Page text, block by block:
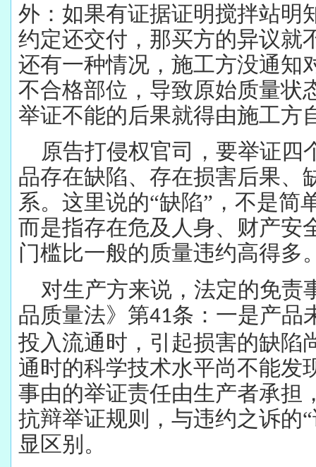
外：如果有证据证明搅拌站明
约定还交付，那买方的异议就
还有一种情况，施工方没通知
不合格部位，导致原始质量状
举证不能的后果就得由施工方
原告打侵权官司，要举证四
品存在缺陷、存在损害后果、
系。这里说的“缺陷”，不是简
而是指存在危及人身、财产安
门槛比一般的质量违约高得多
对生产方来说，法定的免责
品质量法》第41条：一是产品
投入流通时，引起损害的缺陷
通时的科学技术水平尚不能发
事由的举证责任由生产者承担
抗辩举证规则，与违约之诉的
显区别。